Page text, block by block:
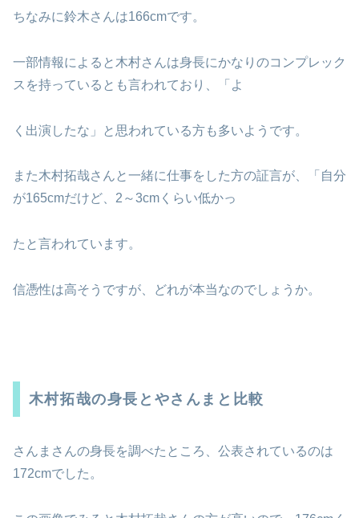
ちなみに鈴木さんは166cmです。
一部情報によると木村さんは身長にかなりのコンプレック
スを持っているとも言われており、「よ
く出演したな」と思われている方も多いようです。
また木村拓哉さんと一緒に仕事をした方の証言が、「自分
が165cmだけど、2～3cmくらい低かっ
たと言われています。
信憑性は高そうですが、どれが本当なのでしょうか。
木村拓哉の身長とやさんまと比較
さんまさんの身長を調べたところ、公表されているのは
172cmでした。